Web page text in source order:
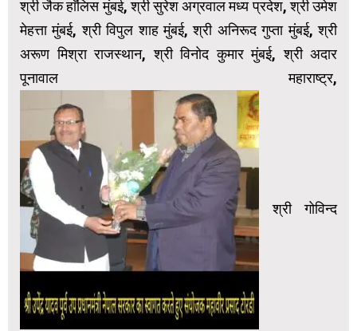
श्री जैक हाॅलिस मुंबई, श्री सुरेश अग्रवाल मध्य प्रदेश, श्री उमेश
मेहत्ता मुंबई, श्री विपुल शाह मुंबई, श्री अनिरूद गुप्ता मुंबई, श्री
अरूण मिश्रा राजस्थान, श्री विनोद कुमार मुंबई, श्री अदार
पूनावाल महाराष्ट्र,
श्री गोविन्द